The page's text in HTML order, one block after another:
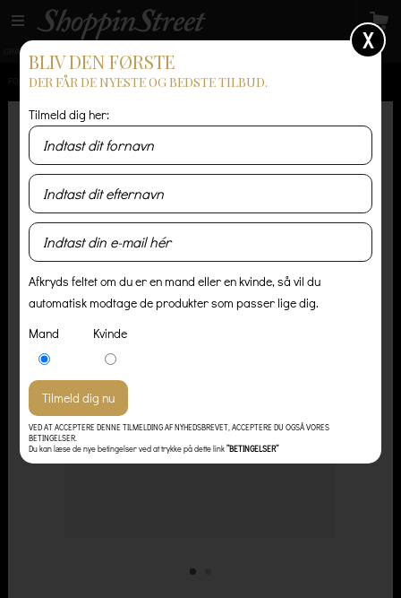
GRATIS LEVERING
FORSIDE / HERRE / ACCESSORIES / NATIVE NORTH NORTHERN BEANIE
X
BLIV DEN FØRSTE
DER FÅR DE NYESTE OG BEDSTE TILBUD.
Tilmeld dig her:
Afkryds feltet om du er en mand eller en kvinde, så vil du
automatisk modtage de produkter som passer lige dig.
Mand
Kvinde
VED AT ACCEPTERE DENNE TILMELDING AF NYHEDSBREVET, ACCEPTERE DU OGSÅ VORES
BETINGELSER.
Du kan læse de nye betingelser ved at trykke på dette link”BETINGELSER”